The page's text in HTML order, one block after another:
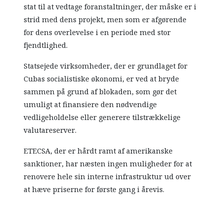
stat til at vedtage foranstaltninger, der måske er i
strid med dens projekt, men som er afgørende
for dens overlevelse i en periode med stor
fjendtlighed.
Statsejede virksomheder, der er grundlaget for
Cubas socialistiske økonomi, er ved at bryde
sammen på grund af blokaden, som gør det
umuligt at finansiere den nødvendige
vedligeholdelse eller generere tilstrækkelige
valutareserver.
ETECSA, der er hårdt ramt af amerikanske
sanktioner, har næsten ingen muligheder for at
renovere hele sin interne infrastruktur ud over
at hæve priserne for første gang i årevis.